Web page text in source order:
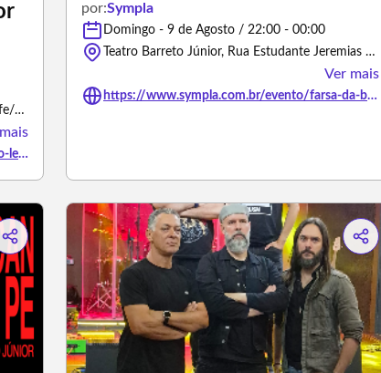
R. do Sossego, 1344, Rua do Sossego - Recife/Pernambuco
https://www.sympla.com.br/evento/baile-do-leao-jah-leo-nos-controles-leao-conquistador-com-dudu-lemos-no-mic/3500721
por:Sympla
Domingo - 9 de Agosto / 22:00 - 00:00
Teatro Barreto Júnior, Rua Estudante Jeremias Bastos - Recife/Pernambuco
Ver mais
https://www.sympla.com.br/evento/farsa-da-boa-preguica-09-08/3501853